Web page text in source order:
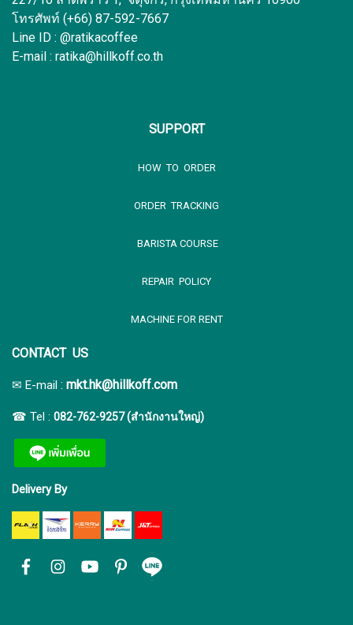
โทรศัพท์ (+66) 87-592-7667
Line ID : @ratikacoffee
E-mail : ratika@hillkoff.co.th
SUPPORT
HOW TO ORDER
ORDER TRACKING
BARISTA COURSE
REPAIR POLICY
MACHINE FOR RENT
CONTACT US
✉ E-mail : mkt.hk@hillkoff.com
☎ Tel : 082-762-9257 (สำนักงานใหญ่)
Delivery By